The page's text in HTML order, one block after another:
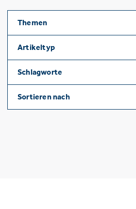
Themen
Artikeltyp
Schlagworte
Sortieren nach